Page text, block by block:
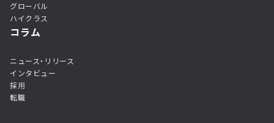
グローバル
ハイクラス
コラム
ニュース・リリース
インタビュー
採用
転職